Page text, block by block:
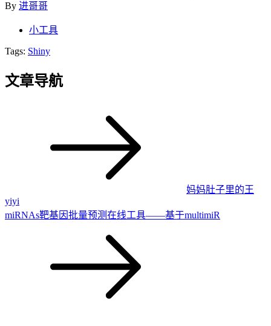
By 进哥哥
小工具
Tags: Shiny
文章导航
妈妈肚子里的王
yiyi
miRNAs靶基因批量预测在线工具——基于multimiR